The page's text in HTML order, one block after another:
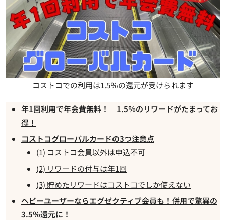
コストコでの利用は1.5％の還元が受けられます
年1回利用で年会費無料！ 1.5％のリワードがたまってお
得！
コストコグローバルカードの3つ注意点
(1) コストコ会員以外は申込不可
(2) リワードの付与は年1回
(3) 貯めたリワードはコストコでしか使えない
ヘビーユーザーならエグゼクティブ会員も！併用で驚異の
3.5％還元に！